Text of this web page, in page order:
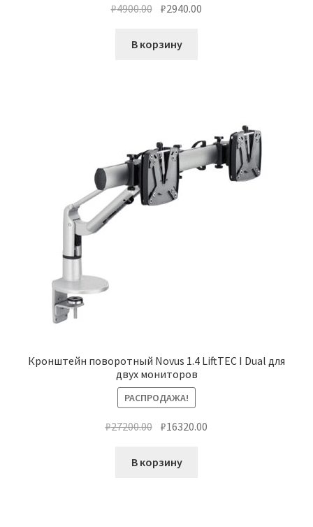
₽4900.00 Первоначальная
составляла
₽2940.00
В корзину
Кронштейн поворотный Novus 1.4 LiftTEC I Dual для
двух мониторов
РАСПРОДАЖА!
₽27200.00 Первоначальная
составляла
₽16320.00
В корзину